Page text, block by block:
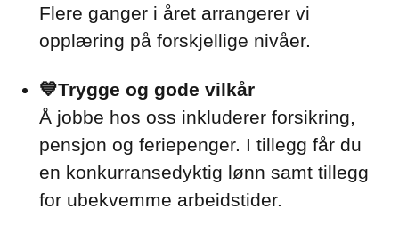
Flere ganger i året arrangerer vi
opplæring på forskjellige nivåer.
💙Trygge og gode vilkår
Å jobbe hos oss inkluderer forsikring,
pensjon og feriepenger. I tillegg får du
en konkurransedyktig lønn samt tillegg
for ubekvemme arbeidstider.